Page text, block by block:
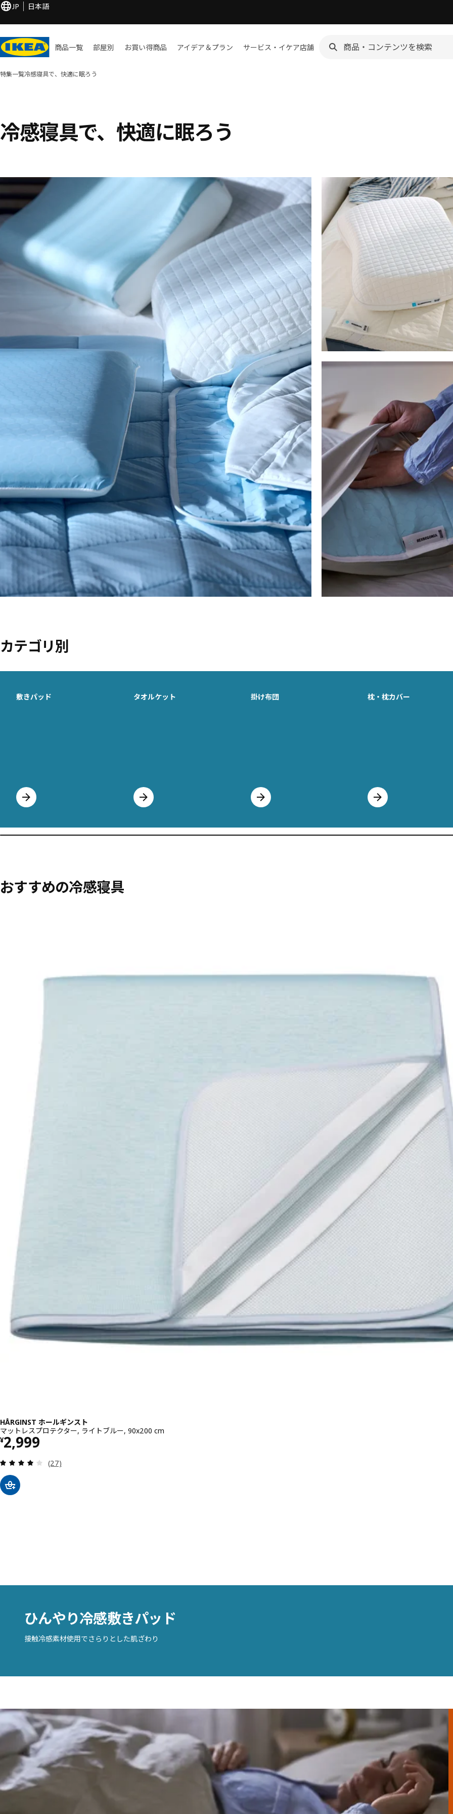
JP 日本語
商品一覧 部屋別 お買い​得商品 アイデア＆プラン サービス・イケア店舗
特集一覧冷感寝具で、快適に眠ろう
冷感寝具で、快適に眠ろう
カテゴリ別
敷きパッド タオルケット 掛け布団 枕・枕カバー
おすすめの冷感寝具
HÅRGINST ホールギンスト
マットレスプロテクター, ライトブルー, 90x200 cm
¥2,999
価格 ¥ 2999
レビュー: 4.1 から 5 星です。 総レビュー数:
(27)
ひんやり冷感敷きパッド
接触冷感素材使用でさらりとした肌ざわり